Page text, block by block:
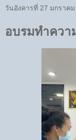
วันอังคารที่ 27 มกราค
อบรมทำควา